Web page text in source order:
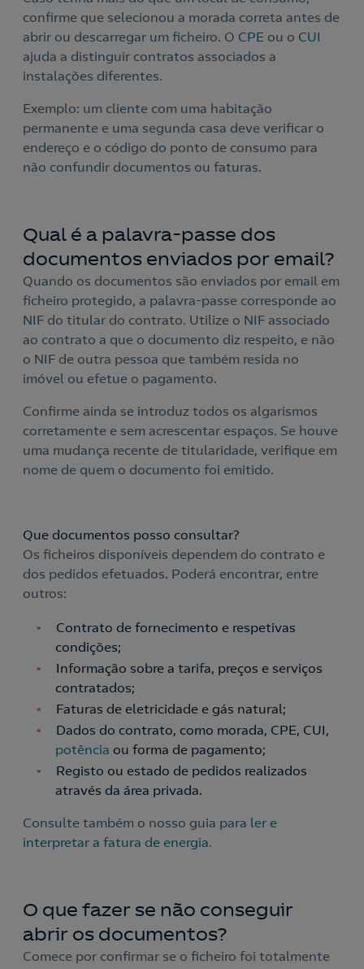
Contacte-nos
Contacte-nos para novas contratações
o
Nós ligamos!
Acepto la
Nós ligamos!
confirme que selecionou a morada correta antes de
abrir ou descarregar um ficheiro. O CPE ou o CUI
ajuda a distinguir contratos associados a
instalações diferentes.
Exemplo: um cliente com uma habitação
permanente e uma segunda casa deve verificar o
endereço e o código do ponto de consumo para
não confundir documentos ou faturas.
Qual é a palavra-passe dos
documentos enviados por email?
Quando os documentos são enviados por email em
ficheiro protegido, a palavra-passe corresponde ao
NIF do titular do contrato. Utilize o NIF associado
ao contrato a que o documento diz respeito, e não
o NIF de outra pessoa que também resida no
imóvel ou efetue o pagamento.
Confirme ainda se introduz todos os algarismos
corretamente e sem acrescentar espaços. Se houve
uma mudança recente de titularidade, verifique em
nome de quem o documento foi emitido.
Que documentos posso consultar?
Os ficheiros disponíveis dependem do contrato e
dos pedidos efetuados. Poderá encontrar, entre
outros:
Contrato de fornecimento e respetivas
condições;
Informação sobre a tarifa, preços e serviços
contratados;
Faturas de eletricidade e gás natural;
Dados do contrato, como morada, CPE, CUI,
potência ou forma de pagamento;
Registo ou estado de pedidos realizados
através da área privada.
Consulte também o nosso guia para ler e
interpretar a fatura de energia.
O que fazer se não conseguir
abrir os documentos?
Comece por confirmar se o ficheiro foi totalmente